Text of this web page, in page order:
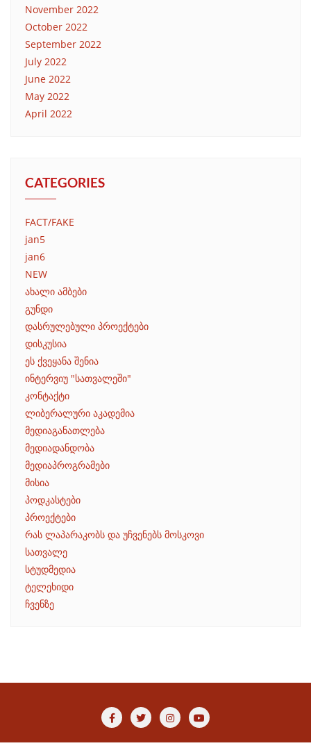
November 2022
October 2022
September 2022
July 2022
June 2022
May 2022
April 2022
CATEGORIES
FACT/FAKE
jan5
jan6
NEW
ახალი ამბები
გუნდი
დასრულებული პროექტები
დისკუსია
ეს ქვეყანა შენია
ინტერვიუ "სათვალეში"
კონტაქტი
ლიბერალური აკადემია
მედიაგანათლება
მედიადანდობა
მედიაპროგრამები
მისია
პოდკასტები
პროექტები
რას ლაპარაკობს და უჩვენებს მოსკოვი
სათვალე
სტუდმედია
ტელეხიდი
ჩვენზე